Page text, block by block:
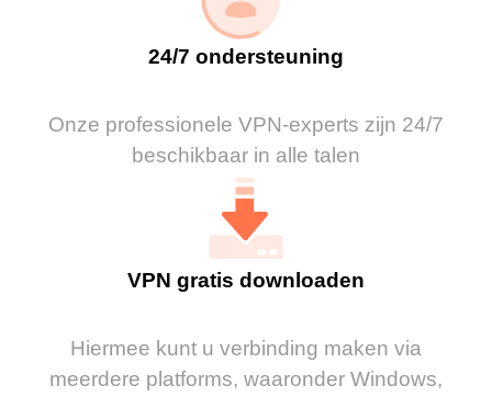
24/7 ondersteuning
Onze professionele VPN-experts zijn 24/7
beschikbaar in alle talen
VPN gratis downloaden
Hiermee kunt u verbinding maken via
meerdere platforms, waaronder Windows,